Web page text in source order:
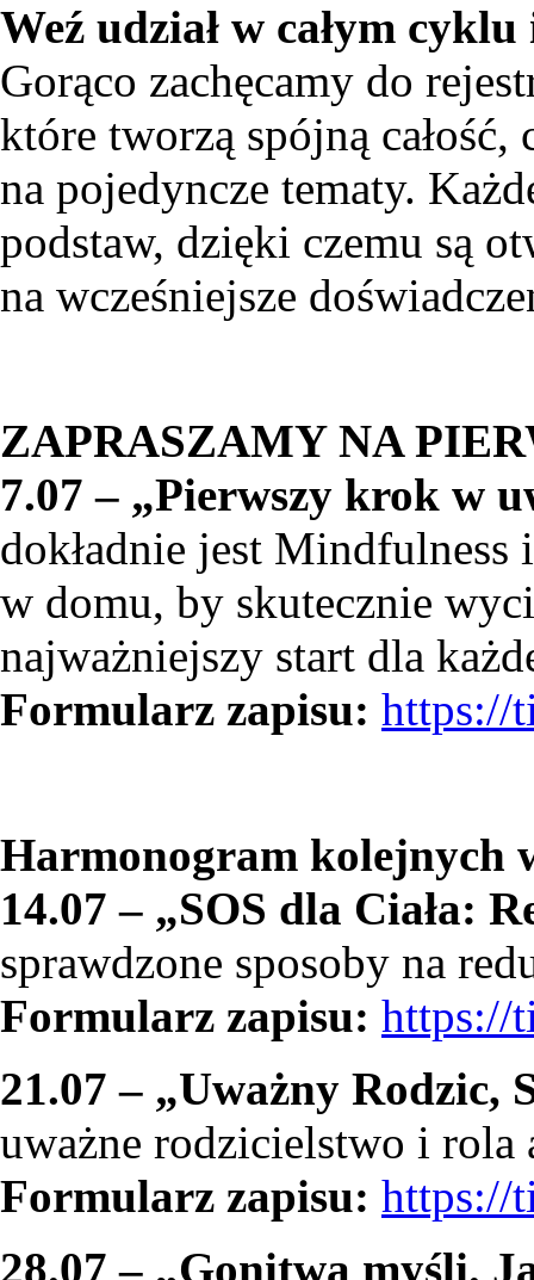
Weź udział w całym
Gorąco zachęcamy do
które tworzą spójną
na pojedyncze tematy.
podstaw, dzięki czemu są
na wcześniejsze
ZAPRASZAMY NA
7.07 – „Pierwszy krok w
dokładnie jest
w domu, by skutecznie
najważniejszy start dla
Formularz zapisu: https://
Harmonogram kolejnych
14.07 – „SOS dla Ciała:
sprawdzone sposoby na
Formularz zapisu: https://
21.07 – „Uważny Rodzic,
uważne rodzicielstwo i rola
Formularz zapisu: https://
28.07 – „Gonitwa myśli.